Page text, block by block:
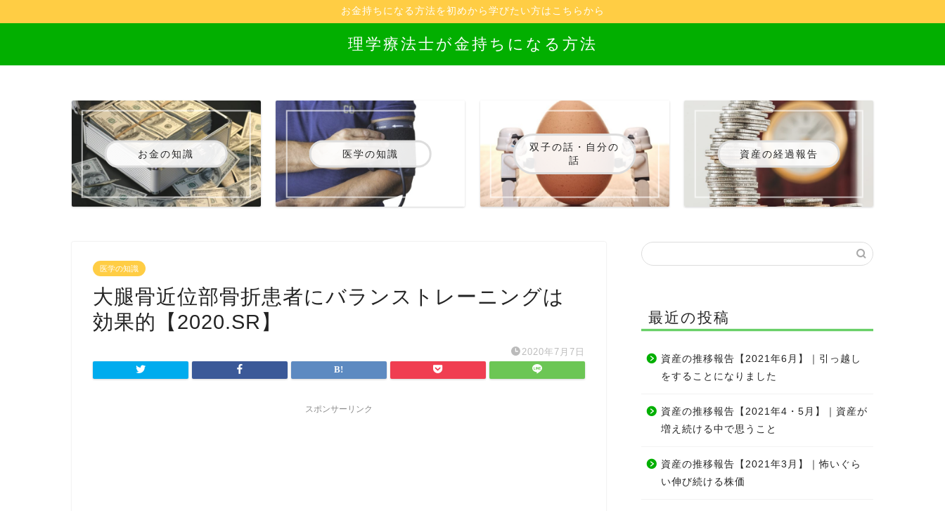
お金持ちになる方法を初めから学びたい方はこちらから
理学療法士が金持ちになる方法
お金の知識 医学の知識
双子の話・自分の
話
資産の経過報告
医学の知識
大腿骨近位部骨折患者にバランストレーニングは
効果的【2020.SR】
2020年7月7日
スポンサーリンク
最近の投稿
資産の推移報告【2021年6月】｜引っ越し
をすることになりました
資産の推移報告【2021年4・5月】｜資産が
増え続ける中で思うこと
資産の推移報告【2021年3月】｜怖いぐら
い伸び続ける株価